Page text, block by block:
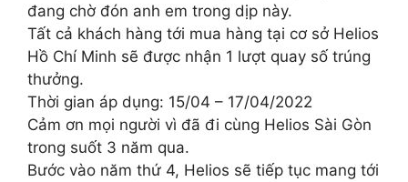
đang chờ đón anh em trong dịp này.
Tất cả khách hàng tới mua hàng tại cơ sở Helios
Hồ Chí Minh sẽ được nhận 1 lượt quay số trúng
thưởng.
Thời gian áp dụng: 15/04 – 17/04/2022
Cảm ơn mọi người vì đã đi cùng Helios Sài Gòn
trong suốt 3 năm qua.
Bước vào năm thứ 4, Helios sẽ tiếp tục mang tới